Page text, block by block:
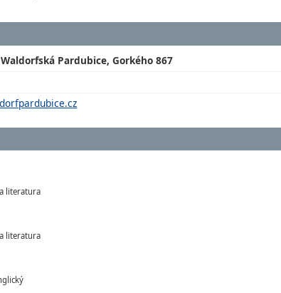
Pardubice, Gorkého 867
a literatura
literatura